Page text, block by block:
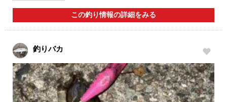
この釣り情報の詳細をみる
釣りバカ